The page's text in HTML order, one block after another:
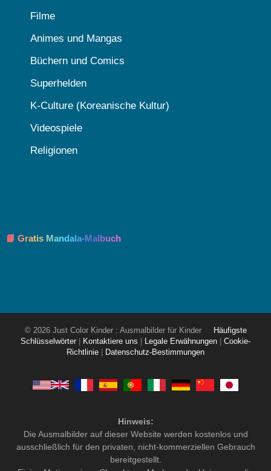
Filme
Animes und Mangas
Büchern und Comics
Superhelden
K-Culture (Koreanische Kultur)
Videospiele
Religionen
📘 Gratis Mandala-Malbuch
© 2026 Just Color Kinder : Ausmalbilder für Kinder
Häufigste
Schlüsselwörter
Kontaktiere uns Legale Erwähnungen
Cookie-
Richtlinie
Datenschutz-Bestimmungen
Hinweis:
Die Ausmalbilder auf dieser Website werden kostenlos und
ausschließlich für den privaten, nicht-kommerziellen Gebrauch
bereitgestellt.